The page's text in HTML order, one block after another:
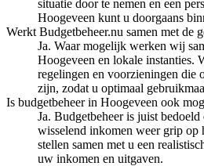
situatie door te nemen en een
Hoogeveen kunt u doorgaans
Werkt Budgetbeheer.nu samen met de
Ja. Waar mogelijk werken wij
Hoogeveen en lokale instanties.
regelingen en voorzieningen die
zijn, zodat u optimaal
Is budgetbeheer in Hoogeveen ook
Ja. Budgetbeheer is juist
wisselend inkomen weer grip op
stellen samen met u een
uw inkomen en uitgaven.